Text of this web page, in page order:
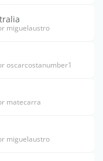
miguelaustro
oscarcostanumber1
matecarra
miguelaustro